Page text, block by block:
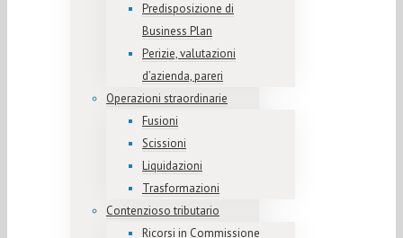
Predisposizione di
Business Plan
Perizie, valutazioni
d’azienda, pareri
Operazioni straordinarie
Fusioni
Scissioni
Liquidazioni
Trasformazioni
Contenzioso tributario
Ricorsi in Commissione